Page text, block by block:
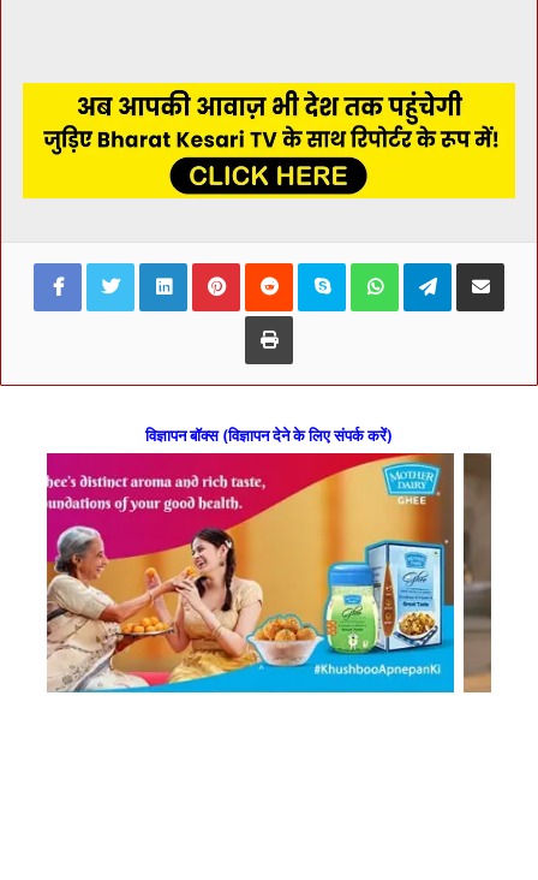
FacebookTwitterLinkedInPinterestReddit Skype WhatsAppTelegramShare via
Print
विज्ञापन बॉक्स (विज्ञापन देने के लिए संपर्क करें)